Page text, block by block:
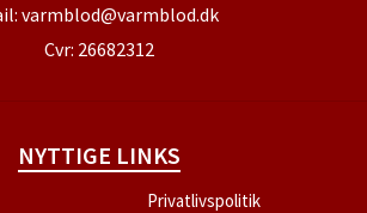
varmblod@varmblod.dk
Cvr: 26682312
NYTTIGE LINKS
Privatlivspolitik